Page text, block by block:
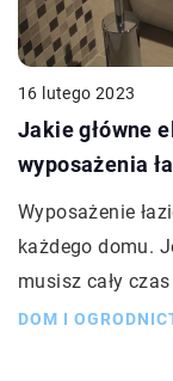
16 lutego 2023
Jakie główne
wyposażenia
Wyposażenie
każdego domu.
musisz cały
DOM I